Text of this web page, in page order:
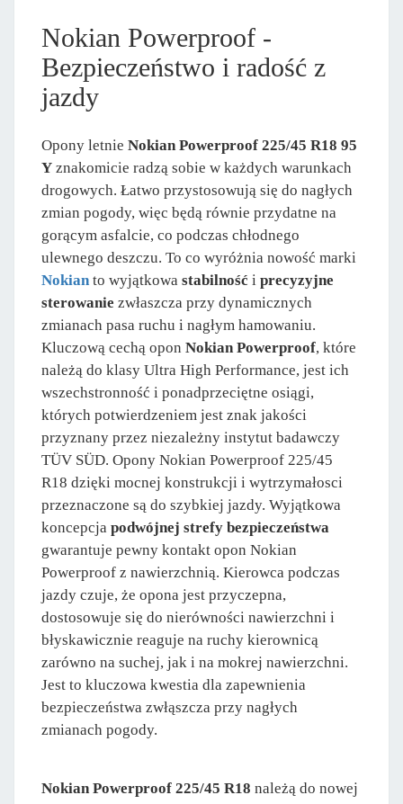
Nokian Powerproof -
Bezpieczeństwo i radość z
jazdy
Opony letnie Nokian Powerproof 225/45 R18 95
Y znakomicie radzą sobie w każdych warunkach
drogowych. Łatwo przystosowują się do nagłych
zmian pogody, więc będą równie przydatne na
gorącym asfalcie, co podczas chłodnego
ulewnego deszczu. To co wyróżnia nowość marki
Nokian to wyjątkowa stabilność i precyzyjne
sterowanie zwłaszcza przy dynamicznych
zmianach pasa ruchu i nagłym hamowaniu.
Kluczową cechą opon Nokian Powerproof, które
należą do klasy Ultra High Performance, jest ich
wszechstronność i ponadprzeciętne osiągi,
których potwierdzeniem jest znak jakości
przyznany przez niezależny instytut badawczy
TÜV SÜD. Opony Nokian Powerproof 225/45
R18 dzięki mocnej konstrukcji i wytrzymałosci
przeznaczone są do szybkiej jazdy. Wyjątkowa
koncepcja podwójnej strefy bezpieczeństwa
gwarantuje pewny kontakt opon Nokian
Powerproof z nawierzchnią. Kierowca podczas
jazdy czuje, że opona jest przyczepna,
dostosowuje się do nierówności nawierzchni i
błyskawicznie reaguje na ruchy kierownicą
zarówno na suchej, jak i na mokrej nawierzchni.
Jest to kluczowa kwestia dla zapewnienia
bezpieczeństwa zwłąszcza przy nagłych
zmianach pogody.
Nokian Powerproof 225/45 R18 należą do nowej